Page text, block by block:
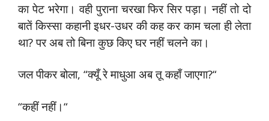
का पेट भरेगा। वही पुराना चरखा फिर सिर पड़ा। नहीं तो दो
बातें किस्सा कहानी इधर-उधर की कह कर काम चला ही लेता
था? पर अब तो बिना कुछ किए घर नहीं चलने का।
जल पीकर बोला, “क्यूँ रे माधुआ अब तू कहाँ जाएगा?“
“कहीं नहीं।“